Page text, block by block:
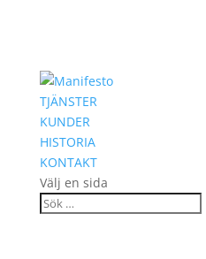
TJÄNSTER
KUNDER
HISTORIA
KONTAKT
Välj en sida